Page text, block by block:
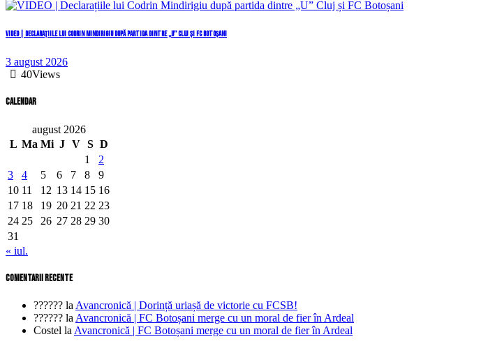
VIDEO | Declarațiile lui Codrin Mindirigiu după partida dintre „U” Cluj și FC Botoșani
3 august 2026
40Views
Calendar
august 2026
L Ma Mi J V S D
1
2
3
4 5 6 7 8
9
10 11 12 13 14 15 16
17 18 19 20 21 22 23
24 25 26 27 28 29 30
31
« iul.
comentarii recente
?????? la Avancronică | Dorință uriașă de victorie cu FCSB!
?????? la Avancronică | FC Botoșani merge cu un moral de fier în Ardeal
Costel la Avancronică | FC Botoșani merge cu un moral de fier în Ardeal